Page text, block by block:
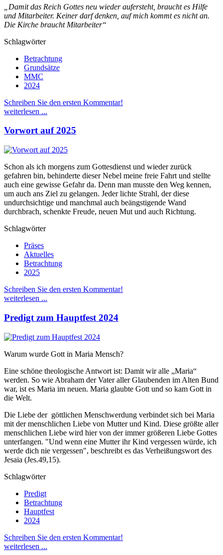
„Damit das Reich Gottes neu wieder aufersteht, braucht es Hilfe
und Mitarbeiter. Keiner darf denken, auf mich kommt es nicht an.
Die Kirche braucht Mitarbeiter“
Schlagwörter
Betrachtung
Grundsätze
MMC
2024
Schreiben Sie den ersten Kommentar!
weiterlesen ...
Vorwort auf 2025
Schon als ich morgens zum Gottesdienst und wieder zurück
gefahren bin, behinderte dieser Nebel meine freie Fahrt und stellte
auch eine gewisse Gefahr da. Denn man musste den Weg kennen,
um auch ans Ziel zu gelangen. Jeder lichte Strahl, der diese
undurchsichtige und manchmal auch beängstigende Wand
durchbrach, schenkte Freude, neuen Mut und auch Richtung.
Schlagwörter
Präses
Aktuelles
Betrachtung
2025
Schreiben Sie den ersten Kommentar!
weiterlesen ...
Predigt zum Hauptfest 2024
Warum wurde Gott in Maria Mensch?
Eine schöne theologische Antwort ist: Damit wir alle „Maria“
werden. So wie Abraham der Vater aller Glaubenden im Alten Bund
war, ist es Maria im neuen. Maria glaubte Gott und so kam Gott in
die Welt.
Die Liebe der göttlichen Menschwerdung verbindet sich bei Maria
mit der menschlichen Liebe von Mutter und Kind. Diese größte aller
menschlichen Liebe wird hier von der immer größeren Liebe Gottes
unterfangen. "Und wenn eine Mutter ihr Kind vergessen würde, ich
werde dich nie vergessen", beschreibt es das Verheißungswort des
Jesaia (Jes.49,15).
Schlagwörter
Predigt
Betrachtung
Hauptfest
2024
Schreiben Sie den ersten Kommentar!
weiterlesen ...